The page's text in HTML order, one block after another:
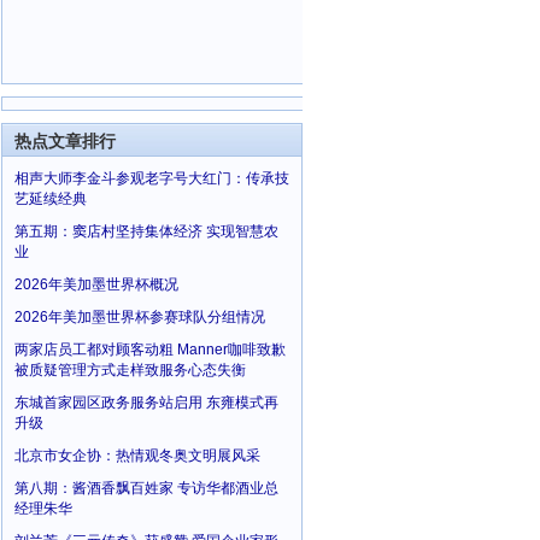
热点文章排行
相声大师李金斗参观老字号大红门：传承技
艺延续经典
第五期：窦店村坚持集体经济 实现智慧农
业
2026年美加墨世界杯概况
2026年美加墨世界杯参赛球队分组情况
两家店员工都对顾客动粗 Manner咖啡致歉
被质疑管理方式走样致服务心态失衡
东城首家园区政务服务站启用 东雍模式再
升级
北京市女企协：热情观冬奥文明展风采
第八期：酱酒香飘百姓家 专访华都酒业总
经理朱华